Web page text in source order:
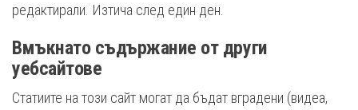
редактирали. Изтича след един ден.
Вмъкнато съдържание от други
уебсайтове
Статиите на този сайт могат да бъдат вградени (видеа,